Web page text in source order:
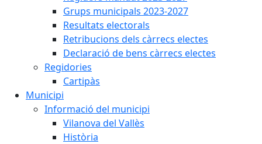
Grups municipals 2023-2027
Resultats electorals
Retribucions dels càrrecs electes
Declaració de bens càrrecs electes
Regidories
Cartipàs
Municipi
Informació del municipi
Vilanova del Vallès
Història